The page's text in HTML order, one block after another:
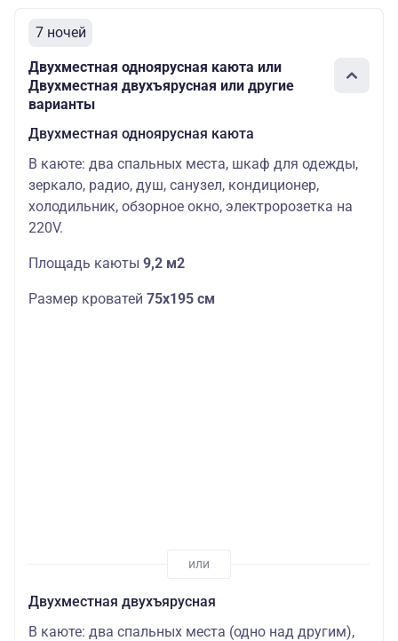
7 ночей
Двухместная одноярусная каюта или
Двухместная двухъярусная или другие
варианты
Двухместная одноярусная каюта
В каюте: два спальных места, шкаф для одежды,
зеркало, радио, душ, санузел, кондиционер,
холодильник, обзорное окно, электророзетка на
220V.
Площадь каюты 9,2 м2
Размер кроватей 75х195 см
Двухместная двухъярусная
В каюте: два спальных места (одно над другим),